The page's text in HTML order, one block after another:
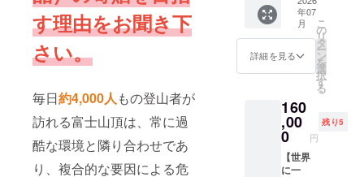
す理由をお聞き下
さい。
毎日約4,000人もの登山者が
訪れる富士山頂は、常に過
酷な環境と隣り合わせであ
り、複合的な要因による危
MP3形
式にて
ご提供
します
【静岡
人大
もんで
キャン
パス】
K-
MIX（静
岡エフ
グさせ
て頂い
たご希
望のイ
メージ
に基づ
品の制
作を
し、完
成後に
お届け
する流
アルに
再現。
額縁付
きで重
厚感の
あるレ
を、原
画と同
じ実物
大でお
届けし
ます。
150,000
円コー
ス】 ミ
リオン
ハート
ジェク
トにて
設置を
する
AED
ボック
年07
月
詳細を見る
こ
の
リ
タ
ー
ン
を
選
択
す
る
160
,00
0 円
残り5
【世界
に一